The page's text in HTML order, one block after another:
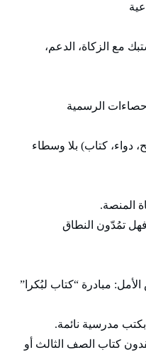
مع الزكاة، الدعم،
الرسمية
دواء، كتاب) بلا وسطاء
المنصة.
تمُدّون النطاق
مدرسية نائمة.
كتاب الصف الثالث أو